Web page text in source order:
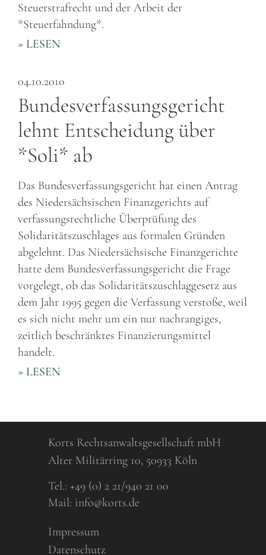
Steuerstrafrecht und der Arbeit der
*Steuerfahndung*.
» LESEN
04.10.2010
Bundesverfassungsgericht
lehnt Entscheidung über
*Soli* ab
Das Bundesverfassungsgericht hat einen Antrag
des Niedersächsischen Finanzgerichts auf
verfassungsrechtliche Überprüfung des
Solidaritätszuschlages aus formalen Gründen
abgelehnt. Das Niedersächsische Finanzgerichte
hatte dem Bundesverfassungsgericht die Frage
vorgelegt, ob das Solidaritätszuschlaggesetz aus
dem Jahr 1995 gegen die Verfassung verstoße, weil
es sich nicht mehr um ein nur nachrangiges,
zeitlich beschränktes Finanzierungsmittel
handelt.
» LESEN
Korts Rechtsanwaltsgesellschaft mbH
Alter Militärring 10, 50933 Köln
Tel.: +49 (0) 2 21/940 21 00
Mail: info@korts.de
Impressum
Datenschutz